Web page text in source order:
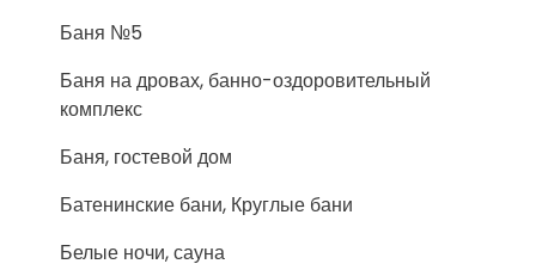
Баня №5
Баня на дровах, банно-оздоровительный
комплекс
Баня, гостевой дом
Батенинские бани, Круглые бани
Белые ночи, сауна